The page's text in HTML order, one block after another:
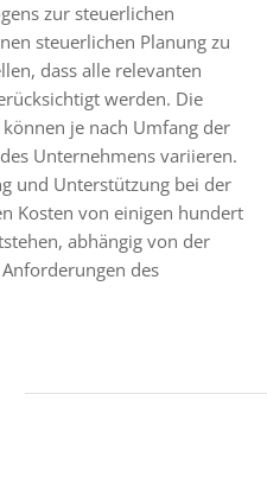
zur steuerlichen
steuerlichen Planung zu
dass alle relevanten
werden. Die
je nach Umfang der
Unternehmens variieren.
und Unterstützung bei der
Kosten von einigen hundert
abhängig von der
des